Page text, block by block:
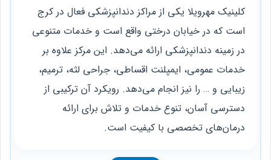
کلینیک مهرویلا یکی از مراکز دندانپزشکی فعال در کرج
است که در خیابان درختی واقع است و خدمات متنوعی
در زمینه دندانپزشکی ارائه می‌دهد. این مرکز علاوه بر
خدمات عمومی، ایمپلنت اقساطی، جراحی لثه، ترمیم،
زیبایی و … را نیز انجام می‌دهد. رویکرد آن ترکیبی از
دسترسی آسان، تنوع خدمات و تلاش برای ارائه
درمان‌های تخصصی با کیفیت است.